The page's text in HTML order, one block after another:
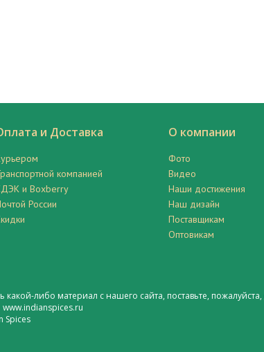
и Доставка
компанией
и Boxberry
России
О компании
Фото
Видео
Наши достижения
Наш дизайн
Поставщикам
Оптовикам
какой-либо материал с нашего сайта, поставьте, пожалуйста,
Spices